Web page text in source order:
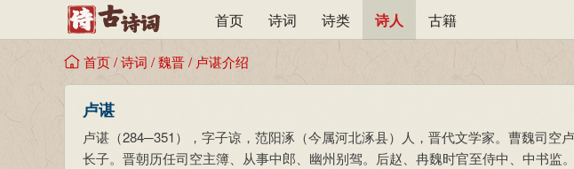
首页 诗词 诗类 诗人 古籍
首页/诗词 /魏晋/ 卢谌介绍
卢谌
卢谌（284─351），字子谅，范阳涿（今属河北涿县）人，晋代文学家。曹魏司空
长子。晋朝历任司空主簿、从事中郎、幽州别驾。后赵、冉魏时官至侍中、中书监